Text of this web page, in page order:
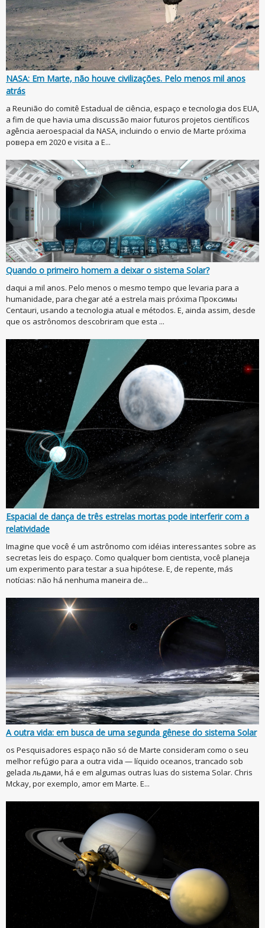
NASA: Em Marte, não houve civilizações. Pelo menos mil anos
atrás
a Reunião do comitê Estadual de ciência, espaço e tecnologia dos EUA,
a fim de que havia uma discussão maior futuros projetos científicos
agência aeroespacial da NASA, incluindo o envio de Marte próxima
ровера em 2020 e visita a E...
Quando o primeiro homem a deixar o sistema Solar?
daqui a mil anos. Pelo menos o mesmo tempo que levaria para a
humanidade, para chegar até a estrela mais próxima Проксимы
Centauri, usando a tecnologia atual e métodos. E, ainda assim, desde
que os astrônomos descobriram que esta ...
Espacial de dança de três estrelas mortas pode interferir com a
relatividade
Imagine que você é um astrônomo com idéias interessantes sobre as
secretas leis do espaço. Como qualquer bom cientista, você planeja
um experimento para testar a sua hipótese. E, de repente, más
notícias: não há nenhuma maneira de...
A outra vida: em busca de uma segunda gênese do sistema Solar
os Pesquisadores espaço não só de Marte consideram como o seu
melhor refúgio para a outra vida — líquido oceanos, trancado sob
gelada льдами, há e em algumas outras luas do sistema Solar. Chris
Mckay, por exemplo, amor em Marte. E...